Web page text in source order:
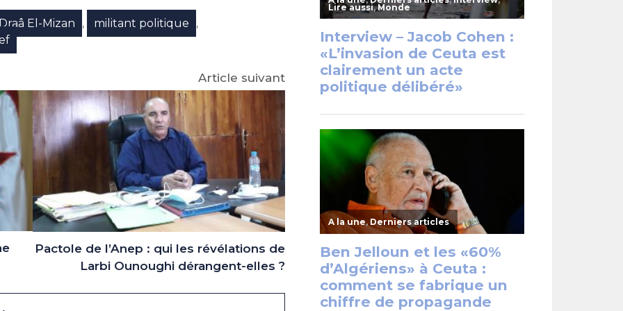
Draâ El-Mizan , militant politique ,
Article suivant
Pactole de l’Anep : qui les révélations de
Larbi Ounoughi dérangent-elles ?